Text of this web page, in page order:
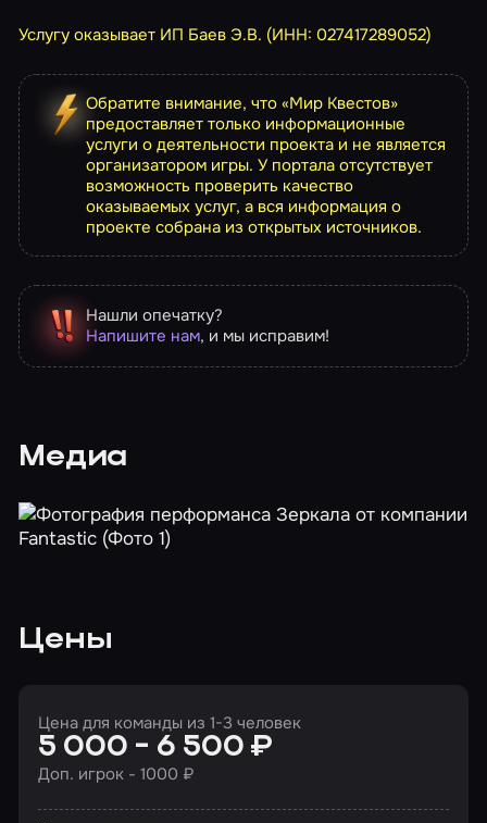
Услугу оказывает ИП Баев Э.В. (ИНН: 027417289052)
Обратите внимание, что «Мир Квестов»
предоставляет только информационные
услуги о деятельности проекта и не является
организатором игры. У портала отсутствует
возможность проверить качество
оказываемых услуг, а вся информация о
проекте собрана из открытых источников.
Нашли опечатку?
Напишите нам, и мы исправим!
Медиа
Цены
Цена для команды из 1-3 человек
5 000 - 6 500 ₽
Доп. игрок - 1000 ₽